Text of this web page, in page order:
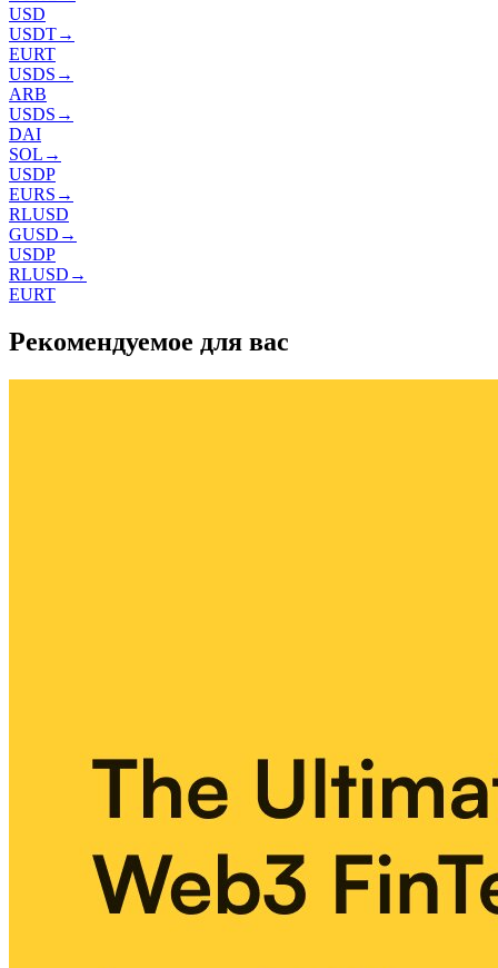
USD
USDT→
EURT
USDS →
ARB
USDS →
DAI
SOL →
USDP
EURS →
RLUSD
GUSD →
USDP
RLUSD →
EURT
Рекомендуемое для вас